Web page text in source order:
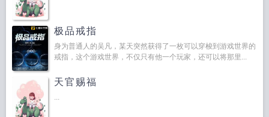
极品戒指
身为普通人的吴凡，某天突然获得了一枚可以穿梭到游戏世界的
戒指，这个游戏世界，不仅只有他一个玩家，还可以将那里...
天官赐福
...